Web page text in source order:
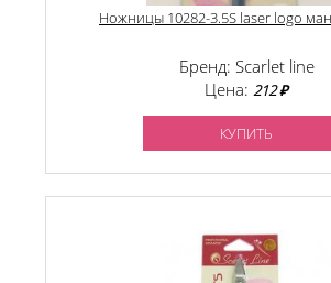
Ножницы 10282-3.5S laser logo
Бренд: Scarlet line
Цена: 212 ₽
КУПИТЬ